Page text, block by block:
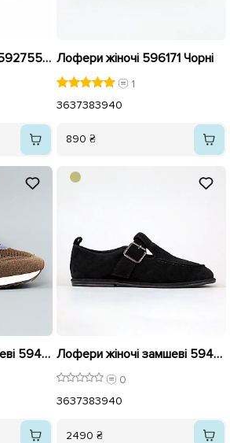
Кеди жіночі замшеві 592755 Чорні Лофери жіночі 596171 Чорні
1
3637383940
890 ₴
Кросівки жіночі замшеві 594329 Бежеві Лофери жіночі замшеві 594322 Чорні
0
3637383940
2490 ₴